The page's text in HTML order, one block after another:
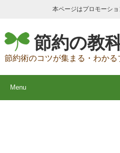
本ページはプロモーシ
節約の教
節約術のコツが集まる・わかる
Menu